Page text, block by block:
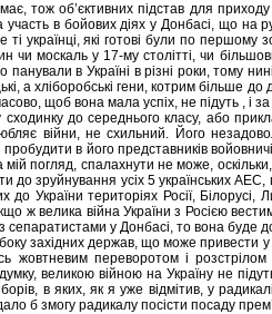
тож об’єктивних підстав для
в бойових діях у Донбасі, що на
ті українці, які готові були по
чи москаль у 17-му столітті, чи
в Україні в різні роки, тому
а хліборобські гени, котрим більше до
щоб вона мала успіх, не підуть , і
до середнього класу, або
війни, не схильний. Його
в його представників
погляд, спалахнути не може,
до зруйнування усіх 5 українських
України територіях Росії,
ж велика війна України з Росією
сепаратистами у Донбасі, то вона буде
західних держав, що може привести у
переворотом і розстрілом
великою війною на Україну не
в яких, як я уже відмітив, у
б змогу радикалу посісти посаду